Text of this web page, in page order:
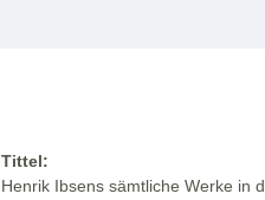
Tittel:
Henrik Ibsens sämtliche Werke in